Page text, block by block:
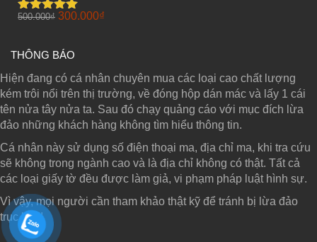
Được xếp
500.000₫ Giá
là:
500.000₫.
300.000₫
300.000₫.
THÔNG BÁO
Hiện đang có cá nhân chuyên mua các loại cao chất lượng
kém trôi nổi trên thị trường, về đóng hộp dán mác và lấy 1 cái
tên nửa tây nửa ta. Sau đó chạy quảng cáo với mục đích lừa
đảo những khách hàng không tìm hiểu thông tin.
Cá nhân này sử dụng số điện thoại ma, địa chỉ ma, khi tra cứu
sẽ không trong ngành cao và là địa chỉ không có thật. Tất cả
các loại giấy tờ đều được làm giả, vi phạm pháp luật hình sự.
Vì vậy, mọi người cần tham khảo thật kỹ để tránh bị lừa đảo
trục lợi!!!